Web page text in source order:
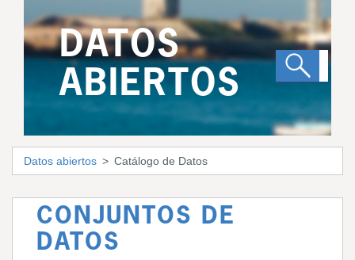
DATOS
ABIERTOS
Datos abiertos Catálogo de Datos
CONJUNTOS DE
DATOS